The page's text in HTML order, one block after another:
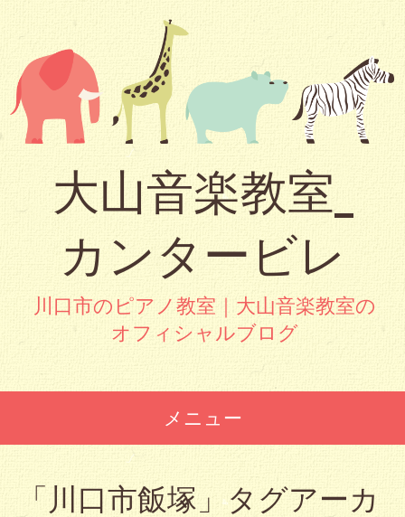
大山音楽教室_
カンタービレ
川口市のピアノ教室｜大山音楽教室の
オフィシャルブログ
メニュー
「 川口市飯塚 」タグアーカ